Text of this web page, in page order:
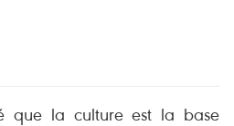
que la culture est la base